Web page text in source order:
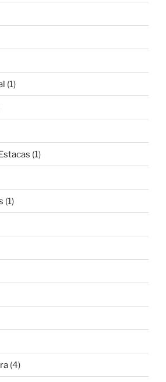
(1)
(1)
(1)
(4)